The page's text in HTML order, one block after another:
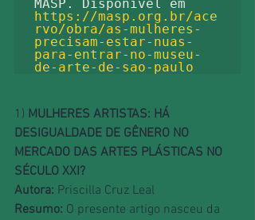
https://masp.org.br/ace
rvo/obra/as-mulheres-
precisam-estar-nuas-
para-entrar-no-museu-
de-arte-de-sao-paulo
1) MULHERES ARTISTAS: HÁ
DESIGUALDADE DE GÊNERO NO
MERCADO DAS ARTES PLÁSTICAS NO
SÉCULO XXI?
Autora: Priscilla Cruz Leal
Resumo: O presente artigo nasceu da